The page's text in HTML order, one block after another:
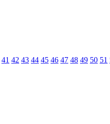
41 42 43 44 45 46 47 48 49 50 51